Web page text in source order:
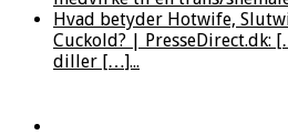
Hvad betyder Hotwife,
Cuckold? | PresseDirect.dk:
diller […]...